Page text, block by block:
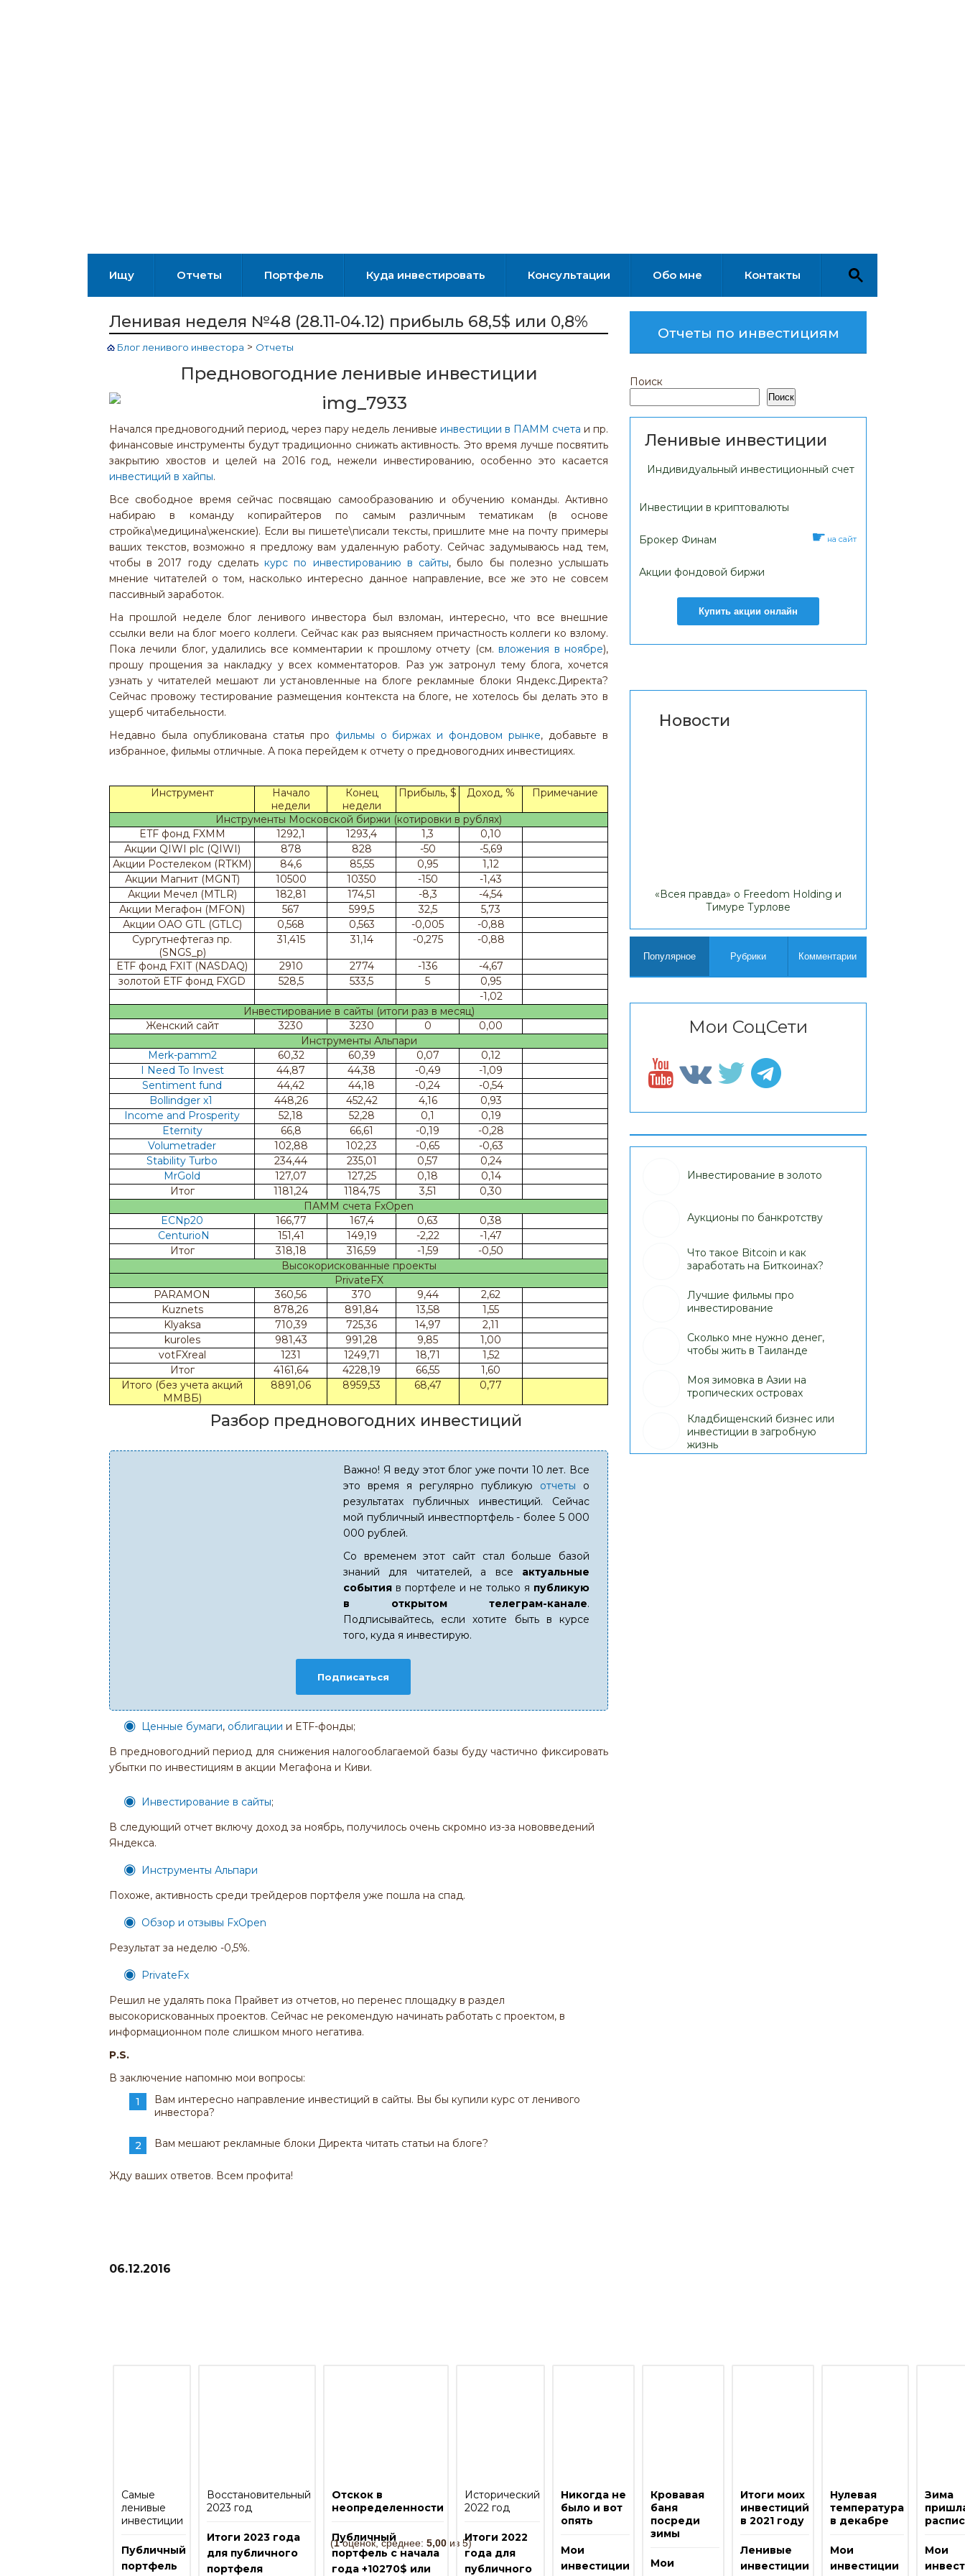
Ищу Отчеты Портфель Куда инвестировать Консультации Обо мне Контакты
Ленивая неделя №48 (28.11-04.12) прибыль 68,5$ или 0,8%
Блог ленивого инвестора > Отчеты
Предновогодние ленивые инвестиции
Начался предновогодний период, через пару недель ленивые инвестиции в ПАММ счета и пр.
финансовые инструменты будут традиционно снижать активность. Это время лучше посвятить
закрытию хвостов и целей на 2016 год, нежели инвестированию, особенно это касается
инвестиций в хайпы.
Все свободное время сейчас посвящаю самообразованию и обучению команды. Активно
набираю в команду копирайтеров по самым различным тематикам (в основе
стройка\медицина\женские). Если вы пишете\писали тексты, пришлите мне на почту примеры
ваших текстов, возможно я предложу вам удаленную работу. Сейчас задумываюсь над тем,
чтобы в 2017 году сделатькурс по инвестированию в сайты, было бы полезно услышать
мнение читателей о том, насколько интересно данное направление, все же это не совсем
пассивный заработок.
На прошлой неделе блог ленивого инвестора был взломан, интересно, что все внешние
ссылки вели на блог моего коллеги. Сейчас как раз выясняем причастность коллеги ко взлому.
Пока лечили блог, удалились все комментарии к прошлому отчету (см.вложения в ноябре),
прошу прощения за накладку у всех комментаторов. Раз уж затронул тему блога, хочется
узнать у читателей мешают ли установленные на блоге рекламные блоки Яндекс.Директа?
Сейчас провожу тестирование размещения контекста на блоге, не хотелось бы делать это в
ущерб читабельности.
Недавно была опубликована статья про фильмы о биржах и фондовом рынке, добавьте в
избранное, фильмы отличные. А пока перейдем к отчету о предновогодних инвестициях.
Инструмент
Начало
недели
Конец
недели
Прибыль, $ Доход, % Примечание
Инструменты Московской биржи (котировки в рублях)
ETF фонд FXMM
1292,1 1293,4 1,3
0,10
Акции QIWI plc (QIWI)
878 828 -50
-5,69
Акции Ростелеком (RTKM)
84,6 85,55 0,95
1,12
Акции Магнит (MGNT)
10500 10350 -150
-1,43
Акции Мечел (MTLR)
182,81 174,51 -8,3
-4,54
Акции Мегафон (MFON)
567 599,5 32,5
5,73
Акции ОАО GTL (GTLC)
0,568 0,563 -0,005
-0,88
Сургутнефтегаз пр.
(SNGS_p)
31,415 31,14 -0,275 -0,88
ETF фонд FXIT (NASDAQ) 2910 2774 -136
-4,67
золотой ETF фонд FXGD
528,5 533,5 5
0,95
-1,02
Инвестирование в сайты (итоги раз в месяц)
Женский сайт
3230 3230 0
0,00
Инструменты Альпари
Merk-pamm2
60,32 60,39 0,07
0,12
I Need To Invest
44,87 44,38 -0,49
-1,09
Sentiment fund
44,42 44,18 -0,24
-0,54
Bollindger x1
448,26 452,42 4,16
0,93
Income and Prosperity
52,18 52,28 0,1
0,19
Eternity
66,8 66,61 -0,19
-0,28
Volumetrader
102,88 102,23 -0,65
-0,63
Stability Turbo
234,44 235,01 0,57
0,24
MrGold
127,07 127,25 0,18
0,14
Итог
1181,24 1184,75 3,51
0,30
ПАММ счета FxOpen
ECNp20
166,77 167,4 0,63
0,38
CenturioN
151,41 149,19 -2,22
-1,47
Итог
318,18 316,59 -1,59
-0,50
Высокорискованные проекты
PrivateFX
PARAMON
360,56 370 9,44
2,62
Kuznets
878,26 891,84 13,58
1,55
Klyaksa
710,39 725,36 14,97
2,11
kuroles
981,43 991,28 9,85
1,00
votFXreal
1231 1249,71 18,71
1,52
Итог
4161,64 4228,19 66,55
1,60
Итого (без учета акций
ММВБ)
8891,06 8959,53 68,47 0,77
Разбор предновогодних инвестиций
Важно! Я веду этот блог уже почти 10 лет. Все
это время я регулярно публикую отчеты о
результатах публичных инвестиций. Сейчас
мой публичный инвестпортфель - более 5 000
000 рублей.
Со временем этот сайт стал больше базой
знаний для читателей, а все актуальные
события в портфеле и не только я публикую
в открытом телеграм-канале.
Подписывайтесь, если хотите быть в курсе
того, куда я инвестирую.
Подписаться
Ценные бумаги, облигации и ETF-фонды;
В предновогодний период для снижения налогооблагаемой базы буду частично фиксировать
убытки по инвестициям в акции Мегафона и Киви.
Инвестирование в сайты;
В следующий отчет включу доход за ноябрь, получилось очень скромно из-за нововведений
Яндекса.
Инструменты Альпари
Похоже, активность среди трейдеров портфеля уже пошла на спад.
Обзор и отзывы FxOpen
Результат за неделю -0,5%.
PrivateFx
Решил не удалять пока Прайвет из отчетов, но перенес площадку в раздел
высокорискованных проектов. Сейчас не рекомендую начинать работать с проектом, в
информационном поле слишком много негатива.
P.S.
В заключение напомню мои вопросы:
Вам интересно направление инвестиций в сайты. Вы бы купили курс от ленивого
инвестора?
Вам мешают рекламные блоки Директа читать статьи на блоге?
Жду ваших ответов. Всем профита!
(1оценок, среднее: 5,00 из 5)
06.12.2016
Самые
ленивые
инвестиции
Публичный
портфель
Восстановительный
2023 год
Итоги 2023 года
для публичного
портфеля
Отскок в
неопределенности
Публичный
портфель с начала
года +10270$ или
Исторический
2022 год
Итоги 2022
года для
публичного
Никогда не
было и вот
опять
Мои
инвестиции
Кровавая
баня
посреди
зимы
Мои
Итоги моих
инвестиций
в 2021 году
Ленивые
инвестиции
Нулевая
температура
в декабре
Мои
инвестиции
Зима
Мои
Отчеты по инвестициям
Поиск
Поиск
Ленивые инвестиции
Индивидуальный инвестиционный счет
Инвестиции в криптовалюты
Брокер Финам на сайт
Акции фондовой биржи
Купить акции онлайн
Новости
«Всея правда» о Freedom Holding и
Тимуре Турлове
Популярное Рубрики Комментарии
Мои СоцСети
Инвестирование в золото
Аукционы по банкротству
Что такое Bitcoin и как
заработать на Биткоинах?
Лучшие фильмы про
инвестирование
Сколько мне нужно денег,
чтобы жить в Таиланде
Моя зимовка в Азии на
тропических островах
Кладбищенский бизнес или
инвестиции в загробную
жизнь